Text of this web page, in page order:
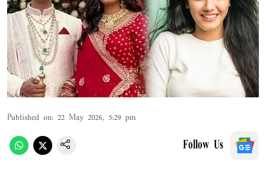
Published on: 22 May 2026, 5:29 pm
Follow Us